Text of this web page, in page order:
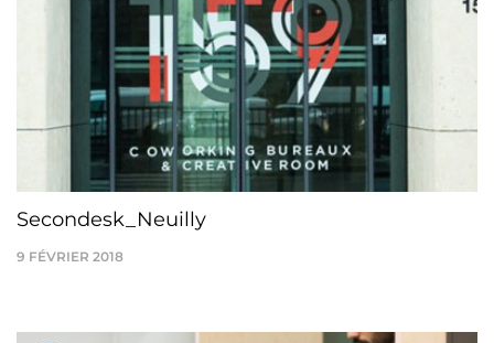
Secondesk_Neuilly
9 FÉVRIER 2018